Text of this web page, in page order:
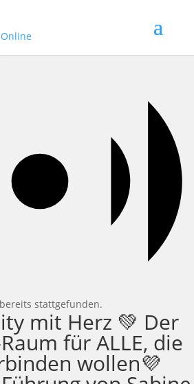
stattgefunden.
mit Herz 💚 Der
für ALLE, die
wollen💜